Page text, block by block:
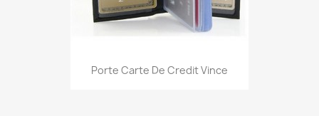
Porte Carte De Credit Vince